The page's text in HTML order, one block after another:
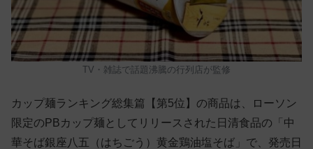
TV・雑誌で話題沸騰の行列店が監修
カップ麺ランキング総集篇【第5位】の商品は、ローソン
限定のPBカップ麺としてリリースされた日清食品の「中
華そば銀座八五（はちごう）黄金鶏油塩そば」で、発売日